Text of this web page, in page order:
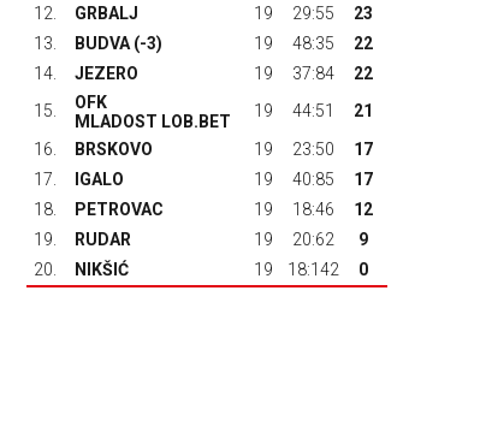
12.
GRBALJ 19 29:55
23
13.
BUDVA (-3) 19 48:35
22
14.
JEZERO 19 37:84
22
15.
OFK
MLADOST LOB.BET
19 44:51
21
16.
BRSKOVO 19 23:50
17
17.
IGALO 19 40:85
17
18.
PETROVAC 19 18:46
12
19.
RUDAR 19 20:62
9
20.
NIKŠIĆ 19 18:142 0